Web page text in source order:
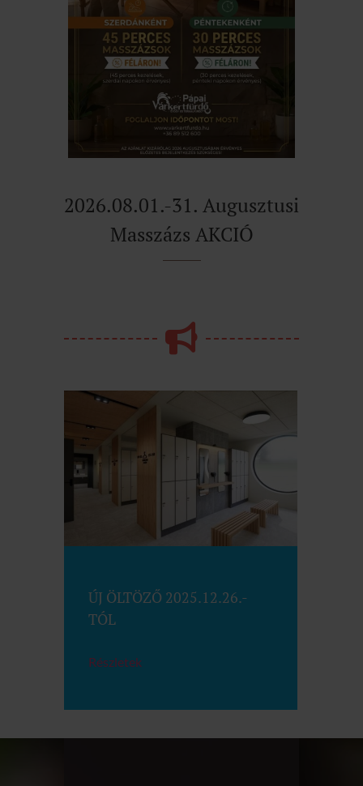
2026.08.01.-31. Augusztusi
Masszázs AKCIÓ
ÚJ ÖLTÖZŐ 2025.12.26.-
TÓL
Részletek